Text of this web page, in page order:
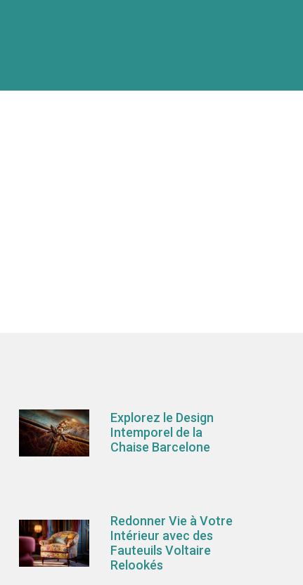
Explorez le Design
Intemporel de la
Chaise Barcelone
Redonner Vie à Votre
Intérieur avec des
Fauteuils Voltaire
Relookés